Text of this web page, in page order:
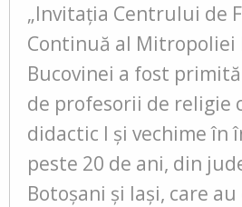
„Invitația Centrului de
Continuă al Mitropoliei
Bucovinei a fost
de profesorii de religie
didactic I și vechime în
peste 20 de ani, din
Botoșani și Iași, care